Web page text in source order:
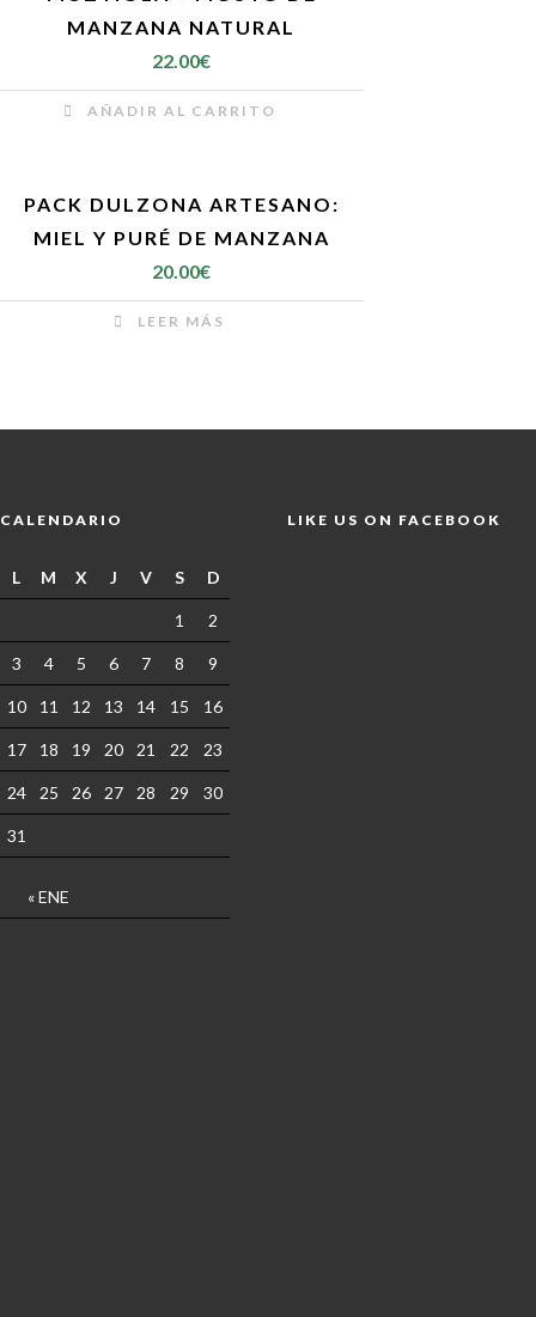
MANZANA NATURAL
22.00€
AÑADIR AL CARRITO
PACK DULZONA ARTESANO:
MIEL Y PURÉ DE MANZANA
20.00€
LEER MÁS
CALENDARIO
L M X J V S D
« ENE
1 2
3 4 5 6 7 8 9
10 11 12 13 14 15 16
17 18 19 20 21 22 23
24 25 26 27 28 29 30
31
LIKE US ON FACEBOOK